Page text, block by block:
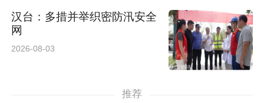
汉台：多措并举织密防汛安全
网
2026-08-03
推荐